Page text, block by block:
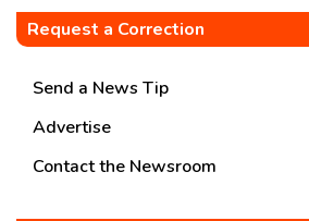
Request a Correction
Send a News Tip
Advertise
Contact the Newsroom